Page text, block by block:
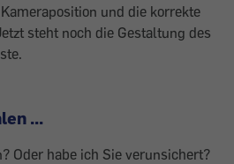
und die korrekte
steht noch die Gestaltung des
...
Oder habe ich Sie verunsichert?